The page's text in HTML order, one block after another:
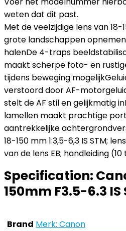
weten dat dit past.
Met de veelzijdige lens van 18-
grote landschappen
halenDe 4-traps
maakt scherpe foto- en
tijdens beweging
verstoord door AF-
stelt de AF stil en gelijkmatig
lamellen maakt prachtige
aantrekkelijke
18-150 mm 1:3,5-6,3 IS STM;
van de lens EB; handleiding
Specification:
150mm F3.5-6.3 IS
Brand Merk: Canon